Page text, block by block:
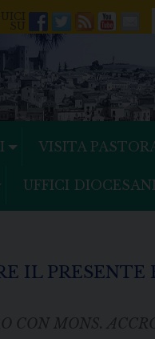
Facebook
Twitter
Feeds Mail
VISITA
UFFICI DIOCESANI
IL PRESENTE
MONS.